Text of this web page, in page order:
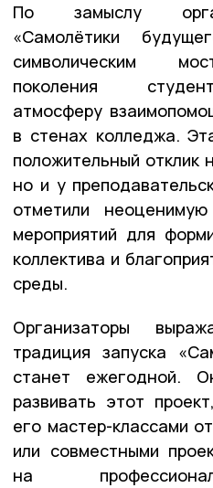
По замыслу
«Самолётики
символическим
поколения
атмосферу
в стенах колледжа.
положительный отклик
но и у
отметили
мероприятий для
коллектива и
среды.
Организаторы
традиция запуска
станет ежегодной.
развивать этот
его мастер-классами
или совместными
на